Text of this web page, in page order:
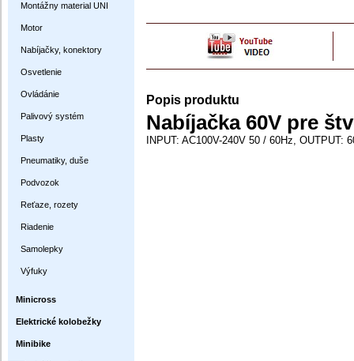
Montážny material UNI
Motor
Nabíjačky, konektory
Osvetlenie
Ovládánie
Palivový systém
Plasty
Pneumatiky, duše
Podvozok
Reťaze, rozety
Riadenie
Samolepky
Výfuky
Minicross
Elektrické kolobežky
Minibike
Popis produktu
Nabíjačka 60V pre
INPUT: AC100V-240V 50 / 60Hz, OUTPUT: